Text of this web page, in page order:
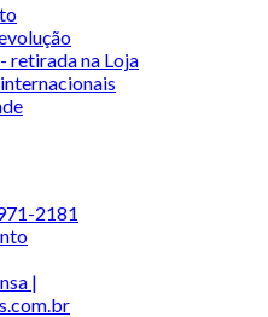
retirada na Loja
2181
|